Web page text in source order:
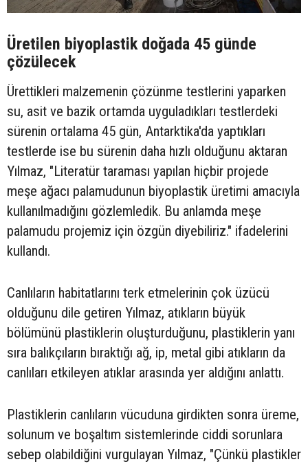
Üretilen biyoplastik doğada 45 günde
çözülecek
Ürettikleri malzemenin çözünme testlerini yaparken
su, asit ve bazik ortamda uyguladıkları testlerdeki
sürenin ortalama 45 gün, Antarktika'da yaptıkları
testlerde ise bu sürenin daha hızlı olduğunu aktaran
Yılmaz, "Literatür taraması yapılan hiçbir projede
meşe ağacı palamudunun biyoplastik üretimi amacıyla
kullanılmadığını gözlemledik. Bu anlamda meşe
palamudu projemiz için özgün diyebiliriz." ifadelerini
kullandı.
Canlıların habitatlarını terk etmelerinin çok üzücü
olduğunu dile getiren Yılmaz, atıkların büyük
bölümünü plastiklerin oluşturduğunu, plastiklerin yanı
sıra balıkçıların bıraktığı ağ, ip, metal gibi atıkların da
canlıları etkileyen atıklar arasında yer aldığını anlattı.
Plastiklerin canlıların vücuduna girdikten sonra üreme,
solunum ve boşaltım sistemlerinde ciddi sorunlara
sebep olabildiğini vurgulayan Yılmaz, "Çünkü plastikler